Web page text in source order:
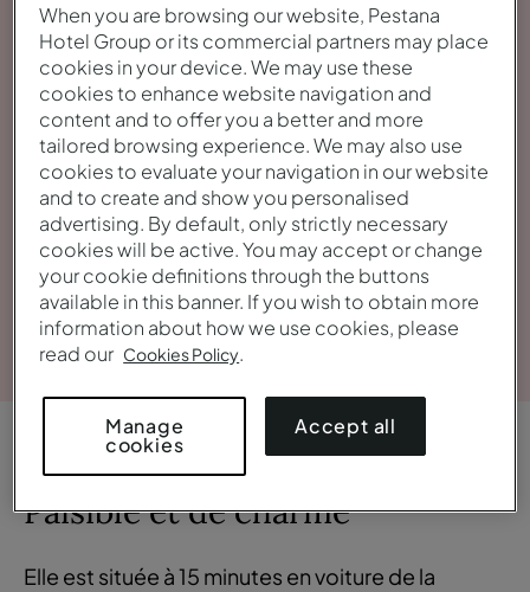
Voir la galerie
APERÇU
Paisible et de charme
Elle est située à 15 minutes en voiture de la
When you are browsing our website, Pestana
Hotel Group or its commercial partners may place
cookies in your device. We may use these
cookies to enhance website navigation and
content and to offer you a better and more
tailored browsing experience. We may also use
cookies to evaluate your navigation in our website
and to create and show you personalised
advertising. By default, only strictly necessary
cookies will be active. You may accept or change
your cookie definitions through the buttons
available in this banner. If you wish to obtain more
information about how we use cookies, please
read our Cookies Policy.
Accept all
Manage
cookies